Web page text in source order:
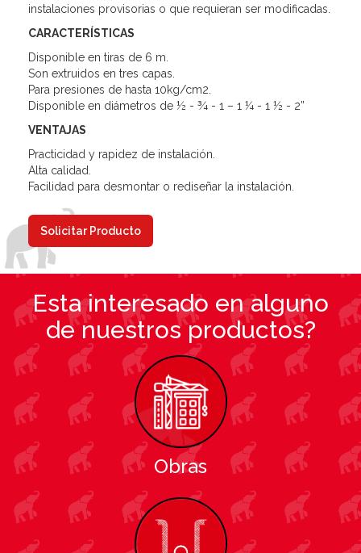
instalaciones provisorias o que requieran ser modificadas.
CARACTERÍSTICAS
Disponible en tiras de 6 m.
Son extruidos en tres capas.
Para presiones de hasta 10kg/cm2.
Disponible en diámetros de ½ - ¾ - 1 – 1 ¼ - 1 ½ - 2”
VENTAJAS
Practicidad y rapidez de instalación.
Alta calidad.
Facilidad para desmontar o rediseñar la instalación.
Solicitar Producto
Esta interesado en alguno
de nuestros productos?
Obras